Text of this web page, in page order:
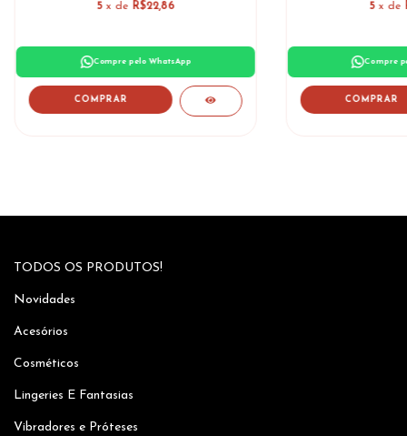
5 x de R$22,86
Compre pelo WhatsApp
COMPRAR
5 x de
Compre
TODOS OS PRODUTOS!
Novidades
Acesórios
Cosméticos
Lingeries E Fantasias
Vibradores e Próteses